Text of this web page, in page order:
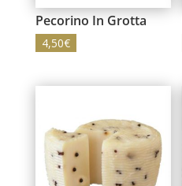
Pecorino In Grotta
4,50€